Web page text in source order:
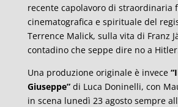
recente capolavoro di straordinaria
cinematografica e spirituale del
Terrence Malick, sulla vita di Franz
contadino che seppe dire no a
Una produzione originale è invece
Giuseppe” di Luca Doninelli, con
in scena lunedì 23 agosto sempre